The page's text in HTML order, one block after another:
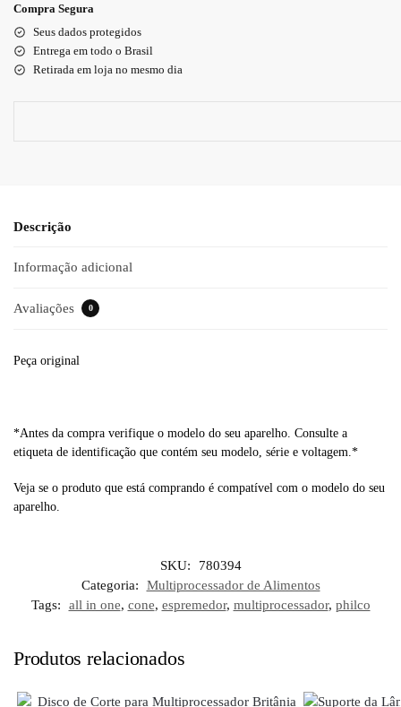
Compra Segura
Seus dados protegidos
Entrega em todo o Brasil
Retirada em loja no mesmo dia
Descrição
Informação adicional
Avaliações 0
Peça original
*Antes da compra verifique o modelo do seu aparelho. Consulte a
etiqueta de identificação que contém seu modelo, série e voltagem.*
Veja se o produto que está comprando é compatível com o modelo do seu
aparelho.
SKU:
780394
Categoria:
Multiprocessador de Alimentos
Tags:
all in one, cone, espremedor, multiprocessador, philco
Produtos relacionados